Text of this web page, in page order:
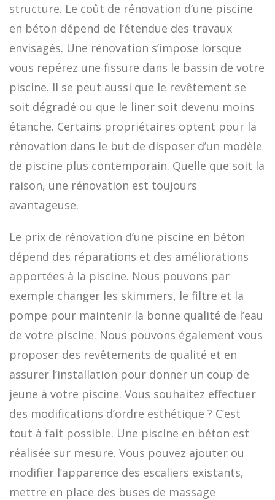
structure. Le coût de rénovation d’une piscine
en béton dépend de l’étendue des travaux
envisagés. Une rénovation s’impose lorsque
vous repérez une fissure dans le bassin de votre
piscine. Il se peut aussi que le revêtement se
soit dégradé ou que le liner soit devenu moins
étanche. Certains propriétaires optent pour la
rénovation dans le but de disposer d’un modèle
de piscine plus contemporain. Quelle que soit la
raison, une rénovation est toujours
avantageuse.
Le prix de rénovation d’une piscine en béton
dépend des réparations et des améliorations
apportées à la piscine. Nous pouvons par
exemple changer les skimmers, le filtre et la
pompe pour maintenir la bonne qualité de l’eau
de votre piscine. Nous pouvons également vous
proposer des revêtements de qualité et en
assurer l’installation pour donner un coup de
jeune à votre piscine. Vous souhaitez effectuer
des modifications d’ordre esthétique ? C’est
tout à fait possible. Une piscine en béton est
réalisée sur mesure. Vous pouvez ajouter ou
modifier l’apparence des escaliers existants,
mettre en place des buses de massage